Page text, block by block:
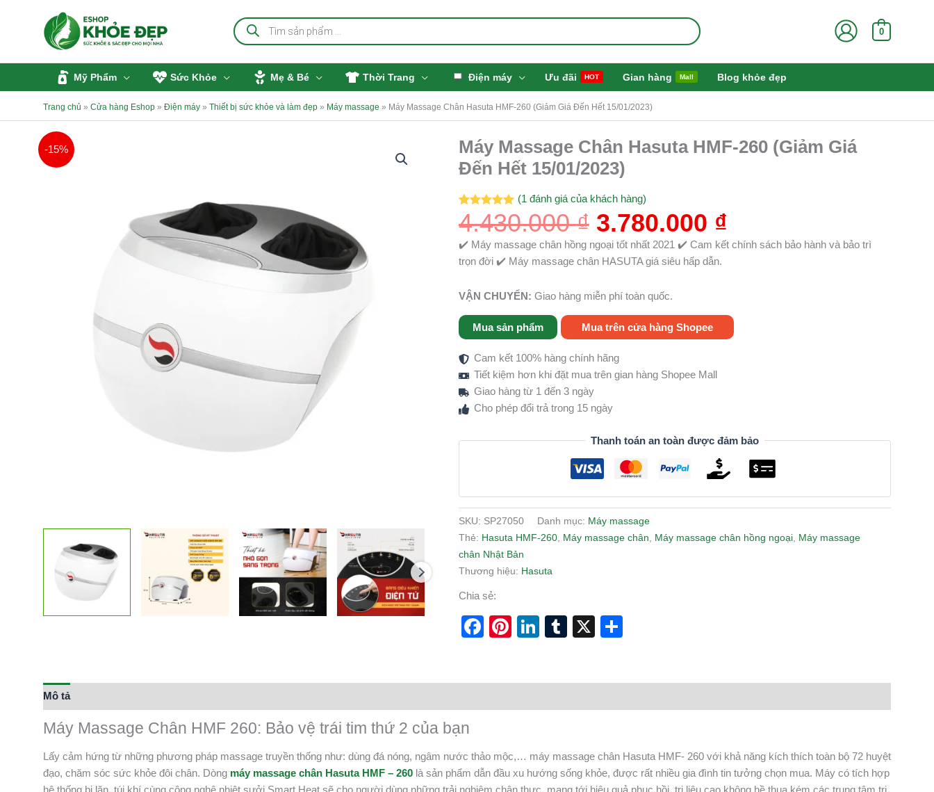
Tìm
kiếm
sản
0
Mỹ Phẩm Sức Khỏe Mẹ & Bé Thời Trang Điện máy Ưu đãi HOT Gian hàng Mall Blog khỏe đẹp
Trang chủ » Cửa hàng Eshop » Điện máy » Thiết bị sức khỏe và làm đẹp » Máy massage » Máy Massage Chân Hasuta HMF-260 (Giảm Giá Đến Hết 15/01/2023)
-15%
Máy Massage Chân Hasuta HMF-260 (Giảm Giá
Đến Hết 15/01/2023)
5.00
trên 5
dựa trên
(1 đánh giá của khách hàng)
4.430.000₫
Giá
gốc
là:
4.430.000 ₫.
3.780.000 ₫
Giá
hiện
3.780.000 ₫.
✔️ Máy massage chân hồng ngoại tốt nhất 2021 ✔️ Cam kết chính sách bảo hành và bảo trì
trọn đời ✔️ Máy massage chân HASUTA giá siêu hấp dẫn.
VẬN CHUYỂN: Giao hàng miễn phí toàn quốc.
Mua sản phẩm Mua trên cửa hàng Shopee
Cam kết 100% hàng chính hãng
Tiết kiệm hơn khi đặt mua trên gian hàng Shopee Mall
Giao hàng từ 1 đến 3 ngày
Cho phép đổi trả trong 15 ngày
Thanh toán an toàn được đảm bảo
SKU: SP27050 Danh mục: Máy massage
Thẻ: Hasuta HMF-260, Máy massage chân Máy massage chân hồng ngoại,
Máy massage
chân Nhật Bản
Thương hiệu: Hasuta
Chia sẻ:
Facebook
Pinterest
LinkedIn
Tumblr
X
Mô tả
Máy Massage Chân HMF 260: Bảo vệ trái tim thứ 2 của bạn
Lấy cảm hứng từ những phương pháp massage truyền thống như: dùng đá nóng, ngâm nước thảo mộc,… máy massage chân Hasuta HMF- 260 với khả năng kích thích toàn bộ 72 huyệt
đạo, chăm sóc sức khỏe đôi chân. Dòng máy massage chân Hasuta HMF – 260 là sản phẩm dẫn đầu xu hướng sống khỏe, được rất nhiều gia đình tin tưởng chọn mua. Máy có tích hợp
hệ thống bi lăn, túi khí cùng công nghệ nhiệt sưởi Smart Heat sẽ cho người dùng những trải nghiệm chân thực, mang tới hiệu quả phục hồi, trị liệu cao không hề thua kém các trung tâm trị